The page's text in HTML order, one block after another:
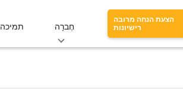
תמיכה חֶברָה
הצעת הנחה מרובה
רישיונות